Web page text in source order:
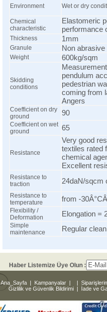
Environment Wet or dry
Chemical
characteristic
Elastomeric
performance
Thickness 1mm
Granule Non
Weight 600kg/sqm
Skidding
conditions
pendulum
pedestrian
coming from
Angers
Coefficient on dry
ground
90
Coefficient on wet
ground
65
Resistance
Very good
textiles rated
chemical
Excellent
Resistance to
traction
24daN/sqcm
Resistance to
temperature
from -
Flexibility /
Deformation
Elongation =
Simple
maintenance
Regular
Haber Listemize Üye Olun :
Ana_Sayfa| Kampanyalar| |
Gizlilik ve Güvenlik Bildirimi | İade ve